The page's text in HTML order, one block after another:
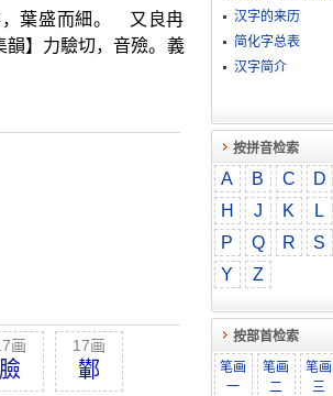
，葉盛而細。 又良冉
】力驗切，音殮。義
画
臉
17画
鄻
汉字的来历
简化字总表
汉字简介
按拼音检索
A B C D
H
J K L
P
Q R S
Y
Z
按部首检索
笔画
一
笔画
二
笔画
三